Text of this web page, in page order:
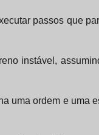
passos que
instável,
uma ordem e uma